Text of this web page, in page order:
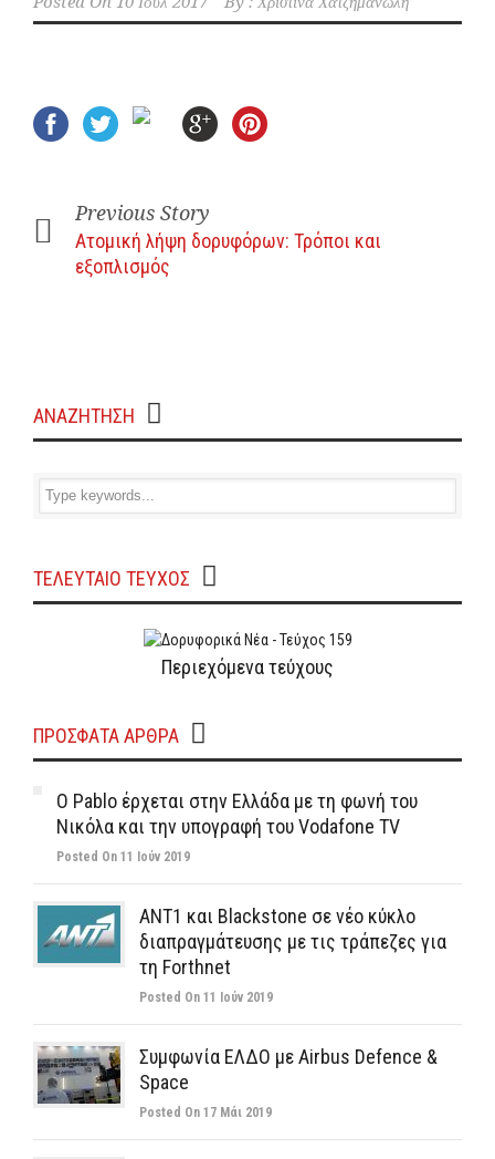
Previous Story
Ατομική λήψη δορυφόρων: Τρόποι και
εξοπλισμός
ΑΝΑΖΗΤΗΣΗ
ΤΕΛΕΥΤΑΙΟ ΤΕΥΧΟΣ
Περιεχόμενα τεύχους
ΠΡΌΣΦΑΤΑ ΆΡΘΡΑ
Ο Pablo έρχεται στην Ελλάδα με τη φωνή του
Νικόλα και την υπογραφή του Vodafone TV
Posted On 11 Ιούν 2019
ΑΝΤ1 και Blackstone σε νέο κύκλο
διαπραγμάτευσης με τις τράπεζες για
τη Forthnet
Posted On 11 Ιούν 2019
Συμφωνία ΕΛΔΟ με Airbus Defence &
Space
Posted On 17 Μάι 2019